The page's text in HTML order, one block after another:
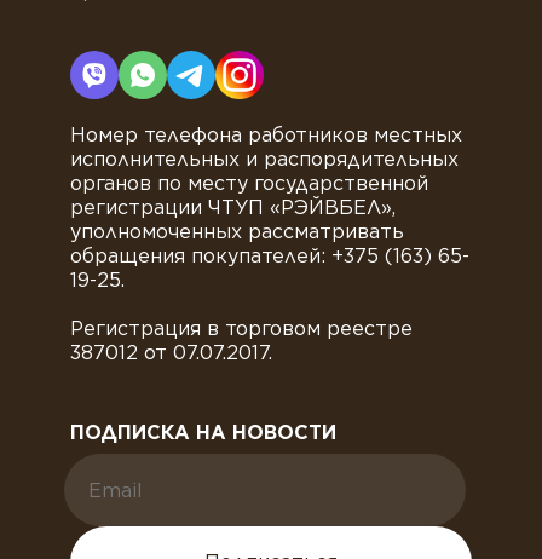
Номер телефона работников местных
исполнительных и распорядительных
органов по месту государственной
регистрации ЧТУП «РЭЙВБЕЛ»,
уполномоченных рассматривать
обращения покупателей: +375 (163) 65-
19-25.
Регистрация в торговом реестре
387012 от 07.07.2017.
ПОДПИСКА НА НОВОСТИ